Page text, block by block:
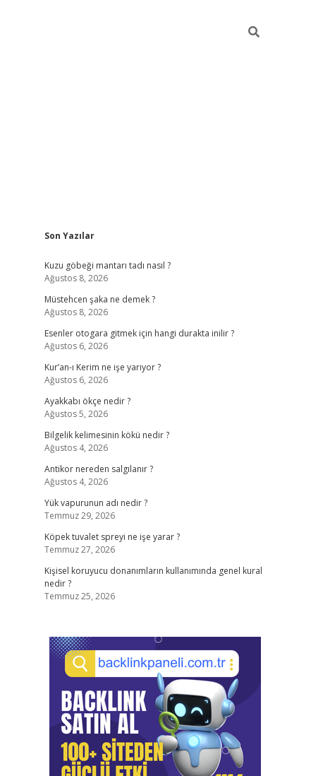
Sidebar
Son Yazılar
Kuzu göbeği mantarı tadı nasıl ?
Ağustos 8, 2026
Müstehcen şaka ne demek ?
Ağustos 8, 2026
Esenler otogara gitmek için hangi durakta inilir ?
Ağustos 6, 2026
Kur’an-ı Kerim ne işe yarıyor ?
Ağustos 6, 2026
Ayakkabı ökçe nedir ?
Ağustos 5, 2026
Bilgelik kelimesinin kökü nedir ?
Ağustos 4, 2026
Antikor nereden salgılanır ?
Ağustos 4, 2026
Yük vapurunun adı nedir ?
Temmuz 29, 2026
Köpek tuvalet spreyi ne işe yarar ?
Temmuz 27, 2026
Kişisel koruyucu donanımların kullanımında genel kural
nedir ?
Temmuz 25, 2026